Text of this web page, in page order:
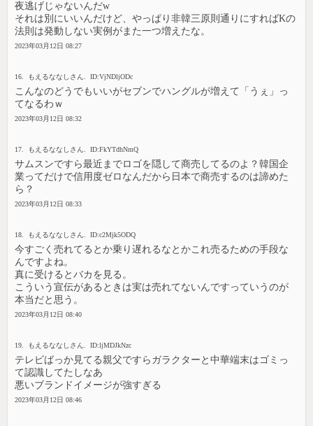
夜逃げじゃないんだw
それは別にいいんだけど、やっぱり非韓三原則通りにすればKの
法則は発動しない実例がまた一つ増えたな。
2023年03月12日 08:27
16. もえるななしさん. ID:VjNDljODc
こんなのどうでもいいがセブンでハングルが増えて「うぇ」っ
てなるわｗ
2023年03月12日 08:32
17. もえるななしさん. ID:FkYTdhNmQ
サムスンですら最近までロゴを隠して商売してるのよ？韓国企
業ってだけで信用度ゼロなんだから日本で商売するのは諦めた
ら？
2023年03月12日 08:33
18. もえるななしさん. ID:c2Mjk5ODQ
今すごく売れてるとか乗り遅れるなとかこれ売るための手段な
んですよね。
真に受けるとバカを見る。
こういう宣伝があるときは実は売れてないんですっていうのが
本当だと思う。
2023年03月12日 08:40
19. もえるななしさん. ID:ljMDJkNzc
テレビばっか見てる親父ですらガラクターと中華端末はゴミっ
て認識してたしなあ
悪いブランドイメージが強すぎる
2023年03月12日 08:46